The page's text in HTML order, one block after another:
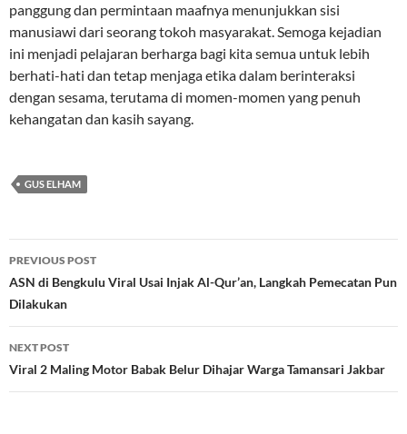
panggung dan permintaan maafnya menunjukkan sisi
manusiawi dari seorang tokoh masyarakat. Semoga kejadian
ini menjadi pelajaran berharga bagi kita semua untuk lebih
berhati-hati dan tetap menjaga etika dalam berinteraksi
dengan sesama, terutama di momen-momen yang penuh
kehangatan dan kasih sayang.
GUS ELHAM
Post
navigation
PREVIOUS POST
ASN di Bengkulu Viral Usai Injak Al-Qur’an, Langkah Pemecatan Pun
Dilakukan
NEXT POST
Viral 2 Maling Motor Babak Belur Dihajar Warga Tamansari Jakbar